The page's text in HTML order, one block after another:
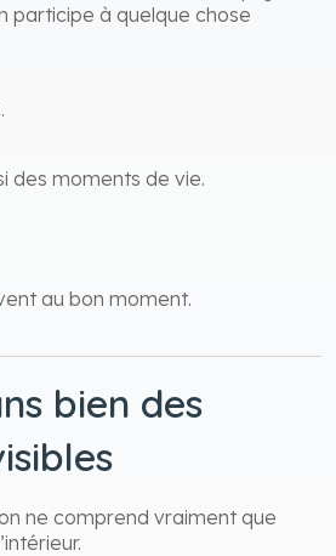
participe à quelque chose
des moments de vie.
au bon moment.
bien des
ne comprend vraiment que